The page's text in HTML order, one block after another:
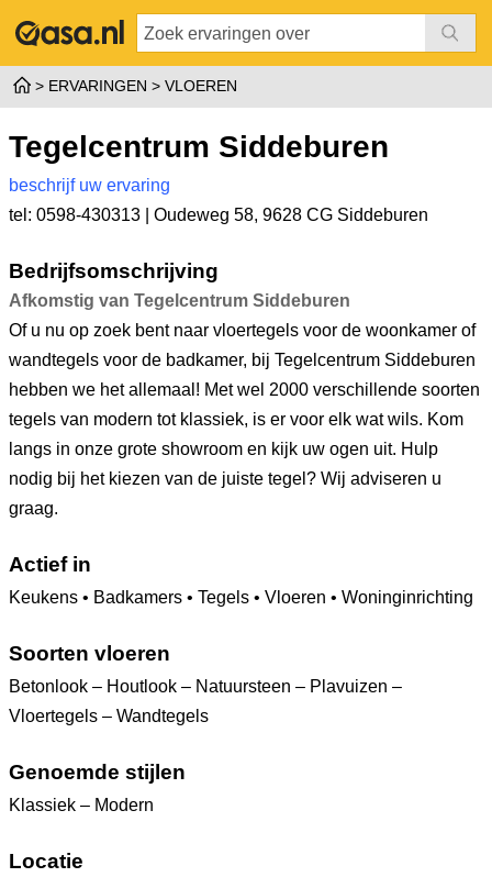
ERVARINGEN VLOEREN
Tegelcentrum Siddeburen
beschrijf uw ervaring
tel: 0598-430313 | Oudeweg 58, 9628 CG Siddeburen
Bedrijfsomschrijving
Afkomstig van Tegelcentrum Siddeburen
Of u nu op zoek bent naar vloertegels voor de woonkamer of
wandtegels voor de badkamer, bij Tegelcentrum Siddeburen
hebben we het allemaal! Met wel 2000 verschillende soorten
tegels van modern tot klassiek, is er voor elk wat wils. Kom
langs in onze grote showroom en kijk uw ogen uit. Hulp
nodig bij het kiezen van de juiste tegel? Wij adviseren u
graag.
Actief in
Keukens • Badkamers • Tegels • Vloeren • Woninginrichting
Soorten vloeren
Betonlook – Houtlook – Natuursteen – Plavuizen –
Vloertegels – Wandtegels
Genoemde stijlen
Klassiek – Modern
Locatie